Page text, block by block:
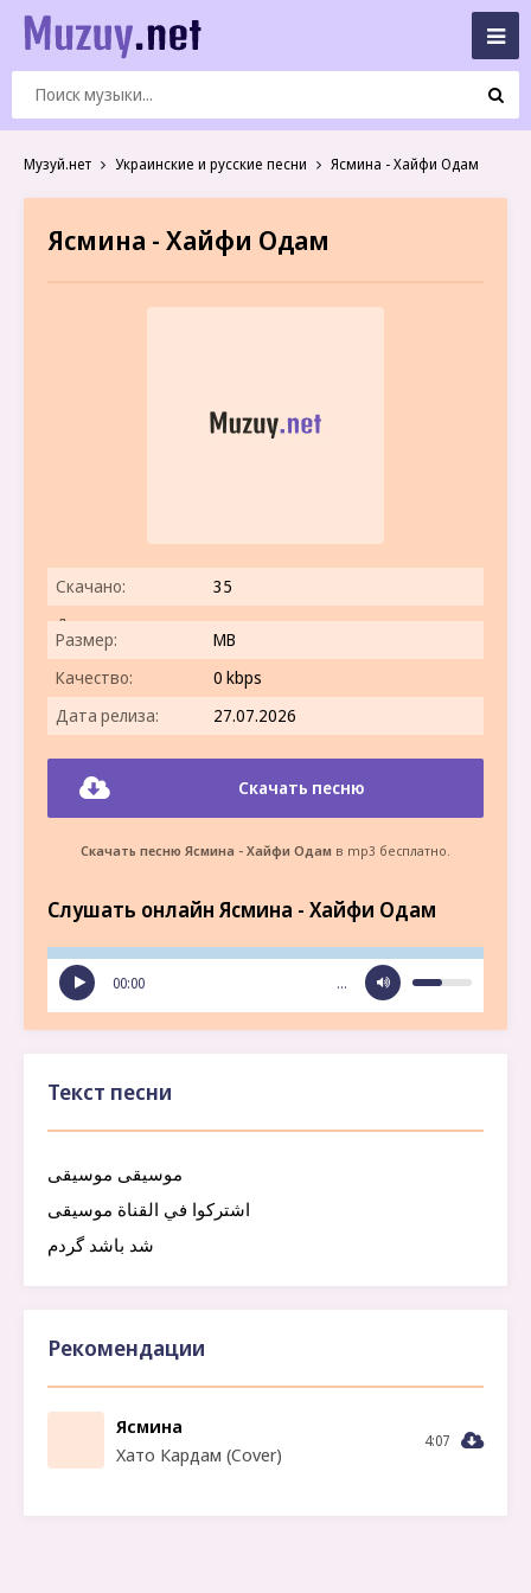
Музуй.нет Украинские и русские песни Ясмина - Хайфи Одам
Ясмина - Хайфи Одам
Скачано:
35
Длительность:
Размер:
MB
Качество:
0 kbps
Дата релиза:
27.07.2026
Скачать песню
Скачать песню Ясмина - Хайфи Одам в mp3 бесплатно.
Слушать онлайн Ясмина - Хайфи Одам
00:00 …
Текст песни
موسیقی موسیقی
اشتركوا في القناة موسیقی
شد باشد گردم
Рекомендации
Ясмина
Хато Кардам (Cover)
4:07